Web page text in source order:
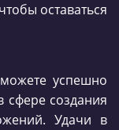
оставаться
успешно
сфере создания
Удачи в